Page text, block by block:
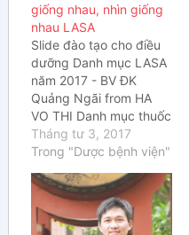
giống nhau, nhìn giống
nhau LASA
Slide đào tạo cho điều
dưỡng Danh mục LASA
năm 2017 - BV ĐK
Quảng Ngãi from HA
VO THI Danh mục thuốc
LASA 2017 Danh mục
thuốc LASA 2017 - BV
Ngãi from HA VO THI
Tài liệu được chia sẽ bởi
các dược sĩ…
Tháng tư 3, 2017
Trong "Dược bệnh viện"